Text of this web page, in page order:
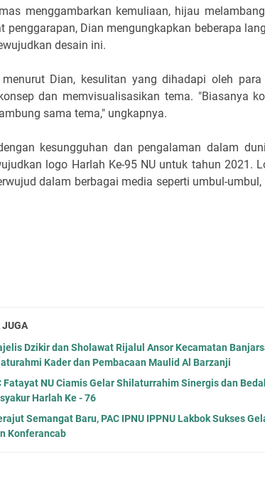
menggambarkan kemuliaan, hijau
penggarapan, Dian mengungkapkan beberapa
desain ini.
menurut Dian, kesulitan yang dihadapi oleh
dan memvisualisasikan tema. "Biasanya
sama tema," ungkapnya.
kesungguhan dan pengalaman dalam
logo Harlah Ke-95 NU untuk tahun 2021.
dalam berbagai media seperti umbul-umbul,
JUGA
Dzikir dan Sholawat Rijalul Ansor Kecamatan
Kader dan Pembacaan Maulid Al Barzanji
Fatayat NU Ciamis Gelar Shilaturrahim Sinergis dan
Harlah Ke - 76
Semangat Baru, PAC IPNU IPPNU Lakbok Sukses
Konferancab